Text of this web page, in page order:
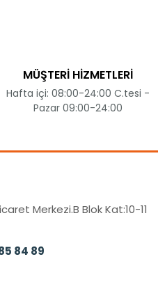
MÜŞTERİ HİZMETLERİ
Hafta içi: 08:00-24:00 C.tesi -
Pazar 09:00-24:00
Merkezi.B Blok Kat:10-11
84 89